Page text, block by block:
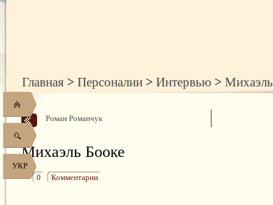
УКР
Главная > Персоналии > Интервью >
Роман Романчук
Михаэль Бооке
0 Комментарии